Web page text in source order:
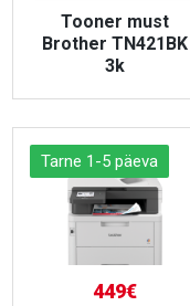
Tooner must
Brother TN421BK
3k
VAATA TOODET
Tarne 1-5 päeva
449€